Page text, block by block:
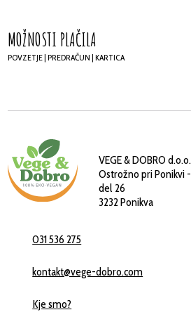
MOŽNOSTI PLAČILA
POVZETJE | PREDRAČUN | KARTICA
VEGE & DOBRO d.o.o.
Ostrožno pri Ponikvi -
del 26
3232 Ponikva
031 536 275
kontakt@vege-dobro.com
Kje smo?